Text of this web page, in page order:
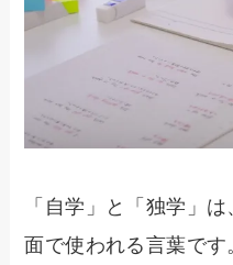
「自学」と「独学」
面で使われる言葉で